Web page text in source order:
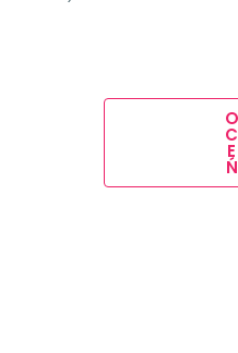
O
C
E
Ń